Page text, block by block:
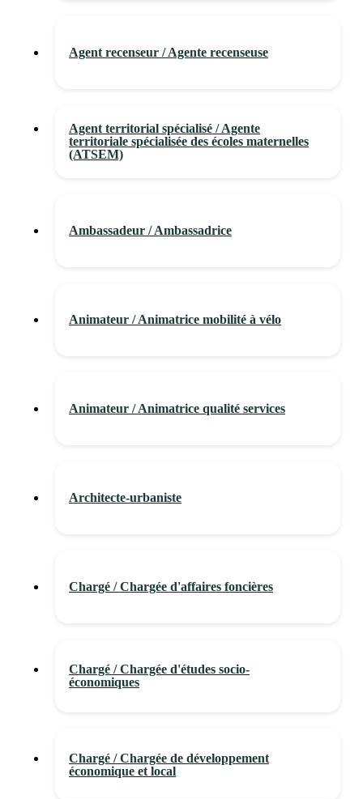
Agent recenseur / Agente recenseuse
Agent territorial spécialisé / Agente
territoriale spécialisée des écoles maternelles
(ATSEM)
Ambassadeur / Ambassadrice
Animateur / Animatrice mobilité à vélo
Animateur / Animatrice qualité services
Architecte-urbaniste
Chargé / Chargée d'affaires foncières
Chargé / Chargée d'études socio-
économiques
Chargé / Chargée de développement
économique et local